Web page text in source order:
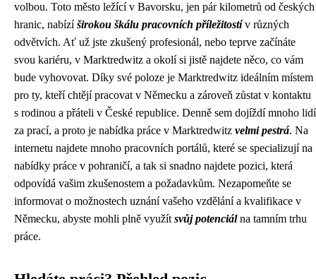
volbou. Toto město ležící v Bavorsku, jen pár kilometrů od českých
hranic, nabízíširokou škálu pracovních příležitostív různých
odvětvích. Ať už jste zkušený profesionál, nebo teprve začínáte
svou kariéru, v Marktredwitz a okolí si jistě najdete něco, co vám
bude vyhovovat. Díky své poloze je Marktredwitz ideálním místem
pro ty, kteří chtějí pracovat v Německu a zároveň zůstat v kontaktu
s rodinou a přáteli v České republice. Denně sem dojíždí mnoho lidí
za prací, a proto je nabídka práce v Marktredwitz velmi pestrá. Na
internetu najdete mnoho pracovních portálů, které se specializují na
nabídky práce v pohraničí, a tak si snadno najdete pozici, která
odpovídá vašim zkušenostem a požadavkům. Nezapomeňte se
informovat o možnostech uznání vašeho vzdělání a kvalifikace v
Německu, abyste mohli plně využít svůj potenciálna tamním trhu
práce.